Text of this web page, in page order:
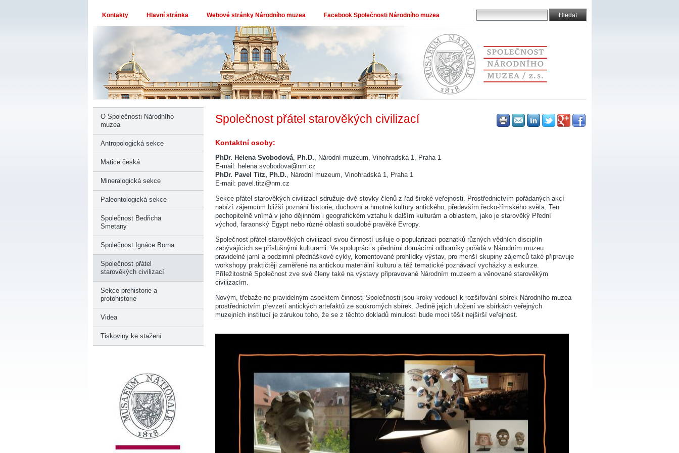
Kontakty Hlavní stránka Webové stránky Národního muzea Facebook Společnosti Národního muzea
Společnost přátel starověkých civilizací
Kontaktní osoby:
PhDr. Helena Svobodová, Ph.D., Národní muzeum, Vinohradská 1, Praha 1
E-mail: helena.svobodova@nm.cz
PhDr. Pavel Titz, Ph.D., Národní muzeum, Vinohradská 1, Praha 1
E-mail: pavel.titz@nm.cz
Sekce přátel starověkých civilizací sdružuje dvě stovky členů z řad široké veřejnosti. Prostřednictvím pořádaných akcí
nabízí zájemcům bližší poznání historie, duchovní a hmotné kultury antického, především řecko-římského světa. Ten
pochopitelně vnímá v jeho dějinném i geografickém vztahu k dalším kulturám a oblastem, jako je starověký Přední
východ, faraonský Egypt nebo různé oblasti soudobé pravěké Evropy.
Společnost přátel starověkých civilizací svou činností usiluje o popularizaci poznatků různých vědních disciplín
zabývajících se příslušnými kulturami. Ve spolupráci s předními domácími odborníky pořádá v Národním muzeu
pravidelné jarní a podzimní přednáškové cykly, komentované prohlídky výstav, pro menší skupiny zájemců také připravuje
workshopy praktičtěji zaměřené na antickou materiální kulturu a též tematické poznávací vycházky a exkurze.
Příležitostně Společnost zve své členy také na výstavy připravované Národním muzeem a věnované starověkým
civilizacím.
Novým, třebaže ne pravidelným aspektem činnosti Společnosti jsou kroky vedoucí k rozšiřování sbírek Národního muzea
prostřednictvím převzetí antických artefaktů ze soukromých sbírek. Jedině jejich uložení ve sbírkách veřejných
muzejních institucí je zárukou toho, že se z těchto dokladů minulosti bude moci těšit nejširší veřejnost.
O Společnosti Národního
muzea
Antropologická sekce
Matice česká
Mineralogická sekce
Paleontologická sekce
Společnost Bedřicha
Smetany
Společnost Ignáce Borna
Společnost přátel
starověkých civilizací
Sekce prehistorie a
protohistorie
Videa
Tiskoviny ke stažení